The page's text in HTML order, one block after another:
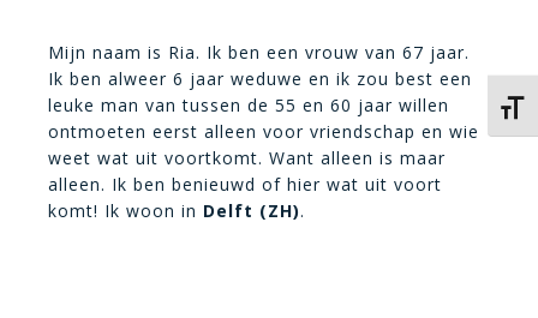
Mijn naam is Ria. Ik ben een vrouw van 67 jaar.
Ik ben alweer 6 jaar weduwe en ik zou best een
leuke man van tussen de 55 en 60 jaar willen
ontmoeten eerst alleen voor vriendschap en wie
weet wat uit voortkomt. Want alleen is maar
alleen. Ik ben benieuwd of hier wat uit voort
komt! Ik woon in Delft (ZH).